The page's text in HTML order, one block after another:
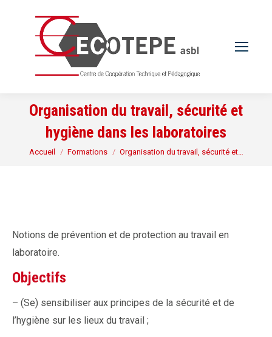
Organisation du travail, sécurité et
hygiène dans les laboratoires
Vous êtes ici :
Accueil Formations Organisation du travail, sécurité et…
Notions de prévention et de protection au travail en
laboratoire.
Objectifs
– (Se) sensibiliser aux principes de la sécurité et de
l’hygiène sur les lieux du travail ;